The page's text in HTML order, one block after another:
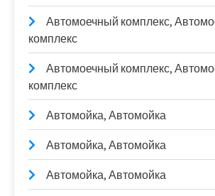
Автомоечный комплекс,
комплекс
Автомоечный комплекс,
комплекс
Автомойка, Автомойка
Автомойка, Автомойка
Автомойка, Автомойка